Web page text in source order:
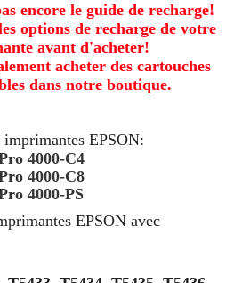
encore le guide de recharge!
options de recharge de votre
avant d'acheter!
acheter des cartouches
dans notre boutique.
EPSON:
4000-C4
4000-C8
4000-PS
EPSON avec